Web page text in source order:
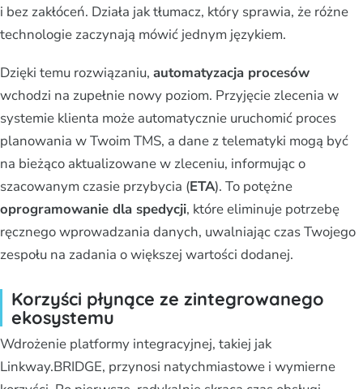
i bez zakłóceń. Działa jak tłumacz, który sprawia, że różne
technologie zaczynają mówić jednym językiem.
Dzięki temu rozwiązaniu, automatyzacja procesów
wchodzi na zupełnie nowy poziom. Przyjęcie zlecenia w
systemie klienta może automatycznie uruchomić proces
planowania w Twoim TMS, a dane z telematyki mogą być
na bieżąco aktualizowane w zleceniu, informując o
szacowanym czasie przybycia (ETA). To potężne
oprogramowanie dla spedycji, które eliminuje potrzebę
ręcznego wprowadzania danych, uwalniając czas Twojego
zespołu na zadania o większej wartości dodanej.
Korzyści płynące ze zintegrowanego
ekosystemu
Wdrożenie platformy integracyjnej, takiej jak
Linkway.BRIDGE, przynosi natychmiastowe i wymierne